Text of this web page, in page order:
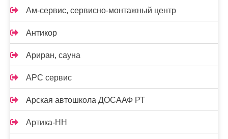
Ам-сервис, сервисно-монтажный центр
Антикор
Ариран, сауна
АРС сервис
Арская автошкола ДОСААФ РТ
Артика-НН